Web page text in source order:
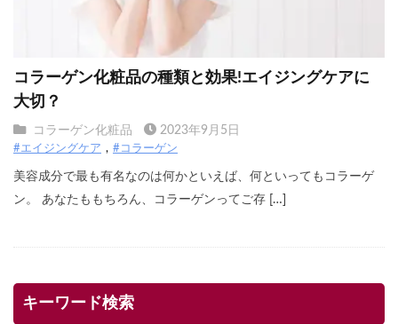
コラーゲン化粧品の種類と効果!エイジングケアに
大切？
コラーゲン化粧品 2023年9月5日
#エイジングケア #コラーゲン
美容成分で最も有名なのは何かといえば、何といってもコラーゲ
ン。 あなたももちろん、コラーゲンってご存 […]
キーワード検索